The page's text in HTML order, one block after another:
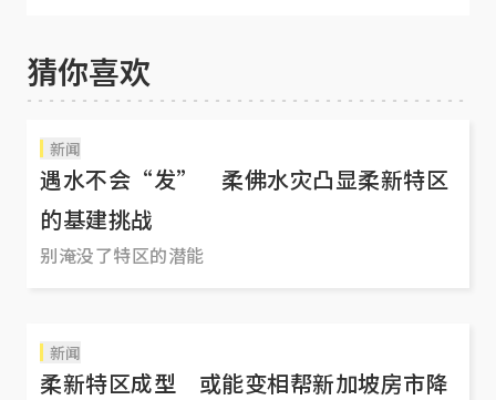
猜你喜欢
新闻
遇水不会“发” 柔佛水灾凸显柔新特区
的基建挑战
别淹没了特区的潜能
新闻
柔新特区成型 或能变相帮新加坡房市降